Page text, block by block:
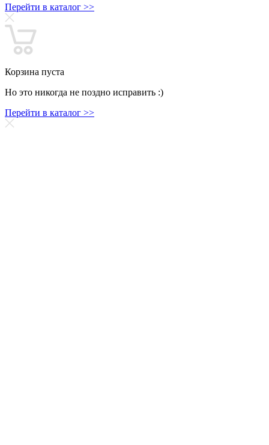
Перейти в каталог >>
Корзина пуста
Но это никогда не поздно исправить :)
Перейти в каталог >>